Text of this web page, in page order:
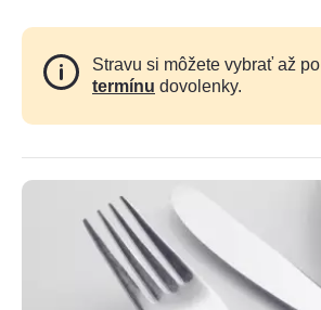
Stravu si môžete vybrať až po
termínu dovolenky.